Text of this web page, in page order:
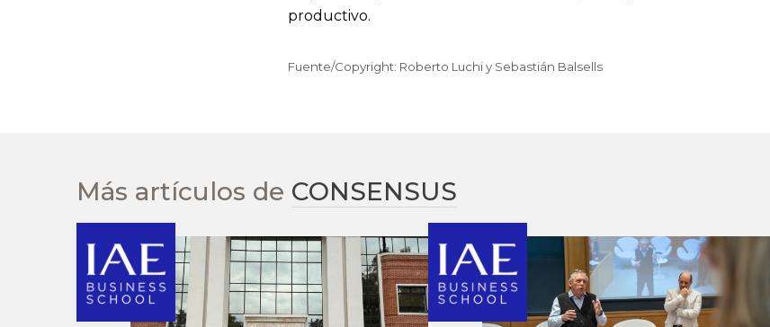
productivo.
Fuente/Copyright: Roberto Luchi y Sebastián Balsells
Más artículos de CONSENSUS